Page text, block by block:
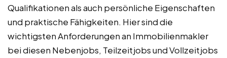
Qualifikationen als auch persönliche Eigenschaften
und praktische Fähigkeiten. Hier sind die
wichtigsten Anforderungen an Immobilienmakler
bei diesen Nebenjobs, Teilzeitjobs und Vollzeitjobs